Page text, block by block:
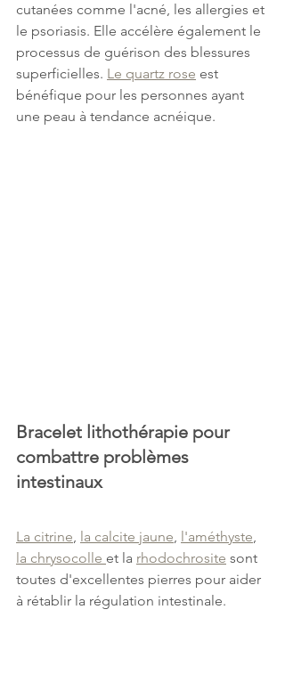
cutanées comme l'acné, les allergies et
le psoriasis. Elle accélère également le
processus de guérison des blessures
superficielles. Le quartz rose est
bénéfique pour les personnes ayant
une peau à tendance acnéique.
Bracelet lithothérapie pour
combattre problèmes
intestinaux
La citrine la calcite jaune l'améthyste
la chrysocolle et la rhodochrosite sont
toutes d'excellentes pierres pour aider
à rétablir la régulation intestinale.